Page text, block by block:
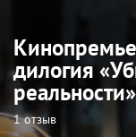
дилогия
реальности»
1 отзыв